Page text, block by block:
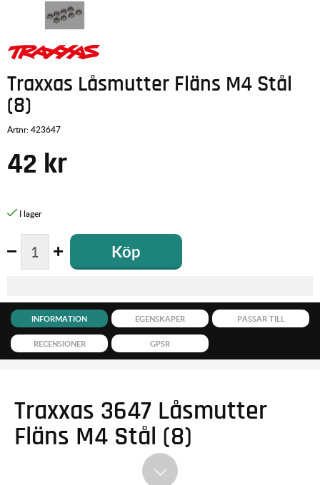
Traxxas Låsmutter Fläns M4 Stål
(8)
Artnr:423647
42 kr
Köp
INFORMATION EGENSKAPER PASSAR TILL
RECENSIONER GPSR
Traxxas 3647 Låsmutter
Fläns M4 Stål (8)